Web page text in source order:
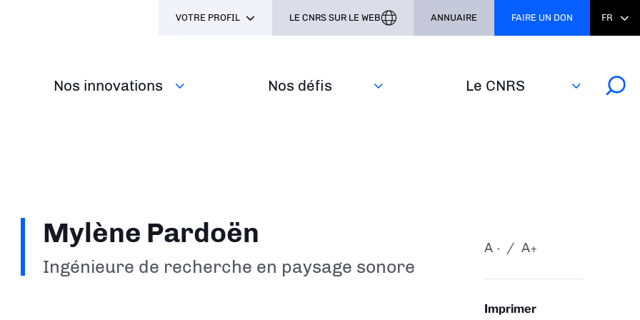
Nos innovations Nos défis‎ Le CNRS
VOTRE PROFIL LE CNRS SUR LE WEB ANNUAIRE FAIRE UN DON FR
Mylène Pardoën
Ingénieure de recherche en paysage sonore
-
A +
A
Imprimer